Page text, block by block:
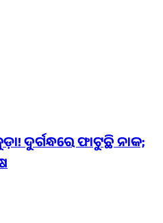
ଦୁର୍ଗନ୍ଧରେ ଫାଟୁଛି ନାକ;